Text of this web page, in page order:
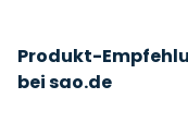
Produkt-
bei sao.de